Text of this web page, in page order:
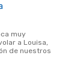
a Louisa,
de nuestros